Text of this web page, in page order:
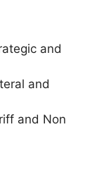
and
and
and Non